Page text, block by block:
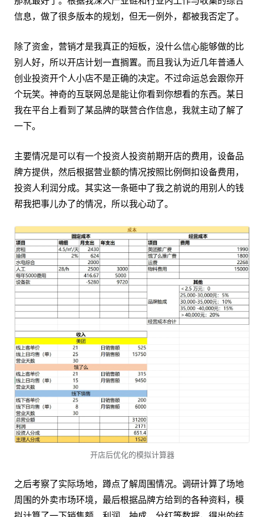
信息，做了很多版本的规划，但无一例外，都被我否定了。
除了资金，营销才是我真正的短板，没什么信心能够做的比
别人好，所以开店计划一直搁置。而且我认为近几年普通人
创业投资开个人小店不是正确的决定。不过命运总会跟你开
个玩笑。神奇的互联网总是能让你看到你想看的东西。某日
我在平台上看到了某品牌的联营合作信息，我就主动了解了
一下。
主要情况是可以有一个投资人投资前期开店的费用，设备品
牌方提供，然后根据营业额的情况按照比例倒扣设备费用，
投资人利润分成。其实这一条砸中了我之前说的用别人的钱
帮我把事儿办了的情况，所以我心动了。
开店后优化的模拟计算器
之后考察了实际场地，蹲点了解周围情况。调研计算了场地
周围的外卖市场环境，最后根据品牌方给到的各种资料，模